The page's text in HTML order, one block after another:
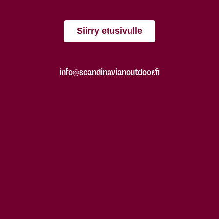
Siirry etusivulle
info@scandinavianoutdoor.fi